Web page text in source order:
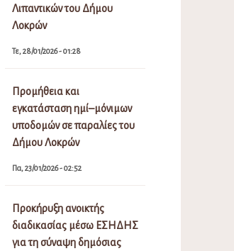
Λιπαντικών του Δήμου
Λοκρών
Τε, 28/01/2026 - 01:28
Προμήθεια και
εγκατάσταση ημί–μόνιμων
υποδομών σε παραλίες του
Δήμου Λοκρών
Πα, 23/01/2026 - 02:52
Προκήρυξη ανοικτής
διαδικασίας μέσω ΕΣΗΔΗΣ
για τη σύναψη δημόσιας